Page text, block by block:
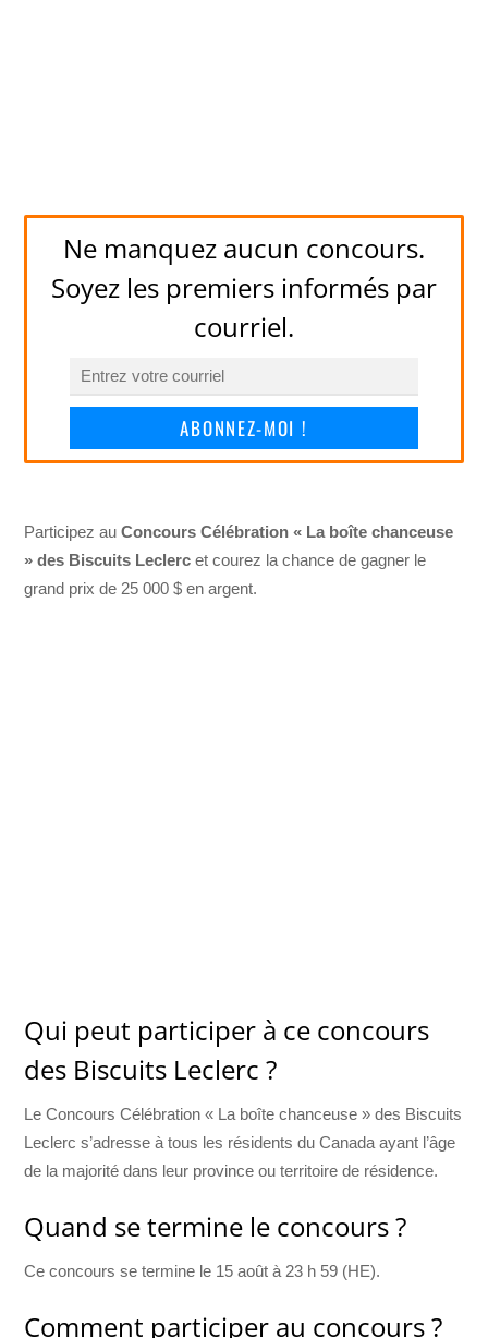
Ne manquez aucun concours.
Soyez les premiers informés par
courriel.
ABONNEZ-MOI !
Participez auConcours Célébration « La boîte chanceuse
» des Biscuits Leclerc et courez la chance de gagner le
grand prix de 25 000 $ en argent.
Qui peut participer à ce concours
des Biscuits Leclerc ?
Le Concours Célébration « La boîte chanceuse » des Biscuits
Leclerc s’adresse à tous les résidents du Canada ayant l’âge
de la majorité dans leur province ou territoire de résidence.
Quand se termine le concours ?
Ce concours se termine le 15 août à 23 h 59 (HE).
Comment participer au concours ?